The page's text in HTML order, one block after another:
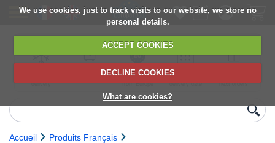
We use cookies, just to track visits to our website, we store no
personal details.
ACCEPT COOKIES
DECLINE COOKIES
What are cookies?
delivery
6,000+ products
Direct import
from Europe
Choose your
delivery date
next orders
Accueil
Produits Français